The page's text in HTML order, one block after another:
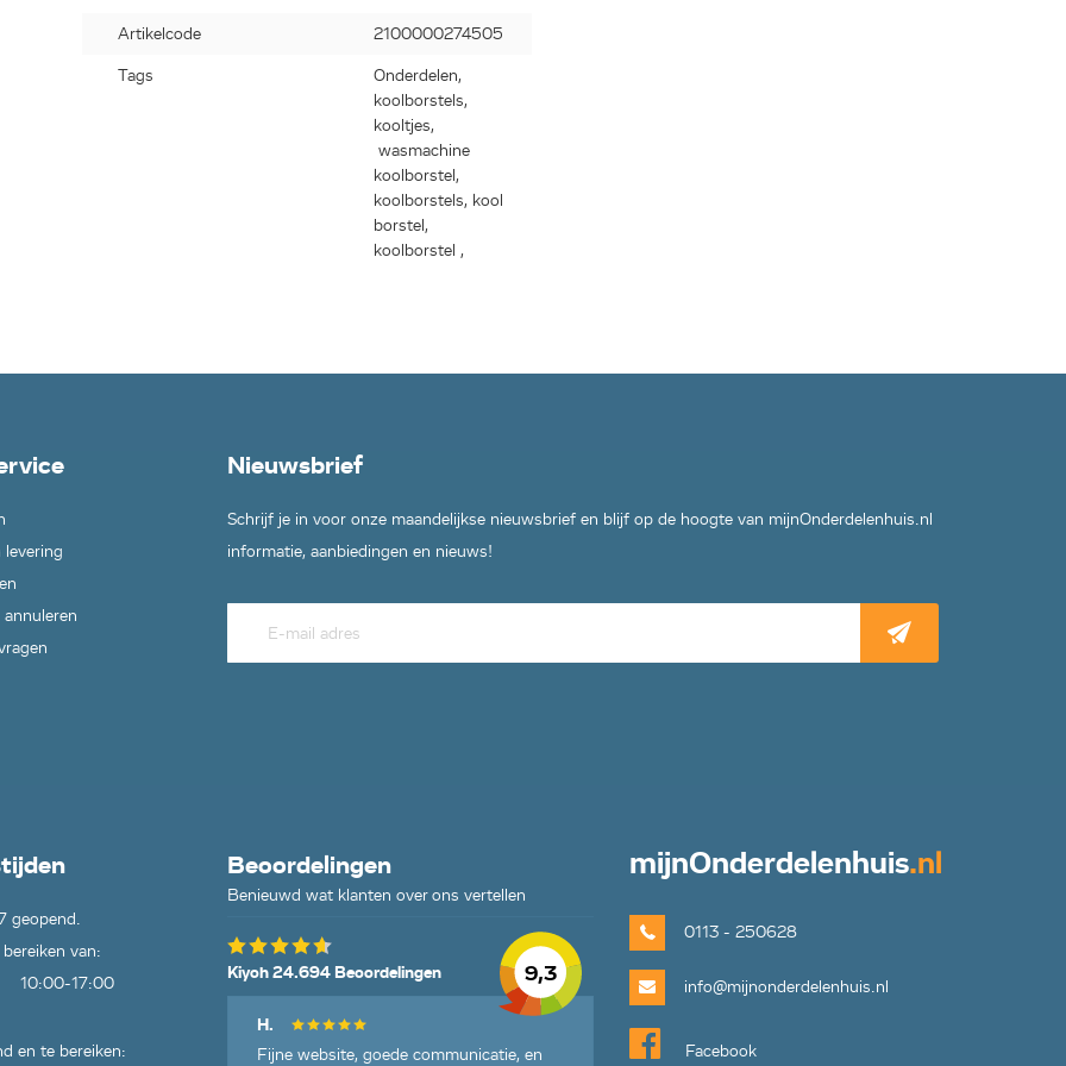
Artikelcode 2100000274505
Tags
Onderdelen,
koolborstels,
kooltjes,
wasmachine
koolborstel,
koolborstels, kool
borstel,
koolborstel ,
levering
Nieuwsbrief
Schrijf je in voor onze maandelijkse nieuwsbrief en blijf op de hoogte van mijnOnderdelenhuis.nl
informatie, aanbiedingen en nieuws!
geopend.
van:
10:00-17:00
en te bereiken:
Beoordelingen
Benieuwd wat klanten over ons vertellen
9,3
Kiyoh 24.694 Beoordelingen
H.
Fijne website, goede communicatie, en
mijnOnderdelenhuis.nl
0113 - 250628
info@mijnonderdelenhuis.nl
Facebook